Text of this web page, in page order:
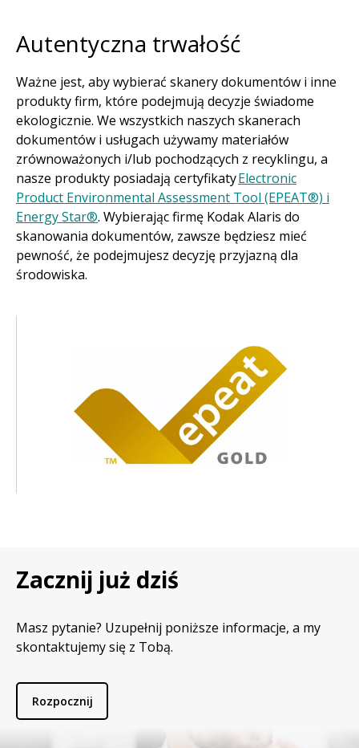
Autentyczna trwałość
Ważne jest, aby wybierać skanery dokumentów i inne
produkty firm, które podejmują decyzje świadome
ekologicznie. We wszystkich naszych skanerach
dokumentów i usługach używamy materiałów
zrównoważonych i/lub pochodzących z recyklingu, a
nasze produkty posiadają certyfikatyElectronic
Product Environmental Assessment Tool (EPEAT®) i
Energy Star®. Wybierając firmę Kodak Alaris do
skanowania dokumentów, zawsze będziesz mieć
pewność, że podejmujesz decyzję przyjazną dla
środowiska.
Zacznij już dziś
Masz pytanie? Uzupełnij poniższe informacje, a my
skontaktujemy się z Tobą.
Rozpocznij